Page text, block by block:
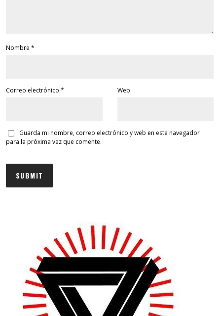
Nombre *
Correo electrónico * Web
Guarda mi nombre, correo electrónico y web en este navegador
para la próxima vez que comente.